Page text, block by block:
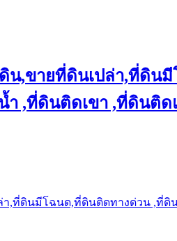
ดิน,ขายที่ดินเปล่า,ที่ดิ
ำ ,ที่ดินติดเขา ,ที่ดินติ
า,ที่ดินมีโฉนด,ที่ดินติดทางด่วน ,ที่ดิ